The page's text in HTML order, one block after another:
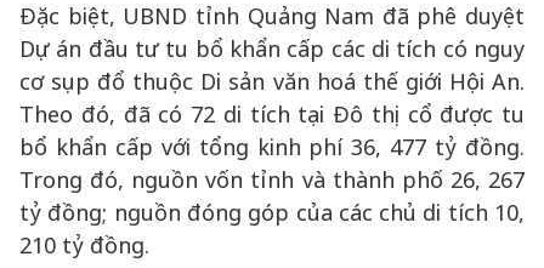
Đặc biệt, UBND tỉnh Quảng Nam đã phê duyệt
Dự án đầu tư tu bổ khẩn cấp các di tích có nguy
cơ sụp đổ thuộc Di sản văn hoá thế giới Hội An.
Theo đó, đã có 72 di tích tại Đô thị cổ được tu
bổ khẩn cấp với tổng kinh phí 36, 477 tỷ đồng.
Trong đó, nguồn vốn tỉnh và thành phố 26, 267
tỷ đồng; nguồn đóng góp của các chủ di tích 10,
210 tỷ đồng.